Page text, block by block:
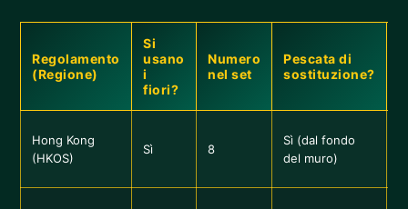
Regolamento
(Regione)
Si
usano
i
fiori?
Numero
nel set
Pescata di
sostituzione?
Hong Kong
(HKOS)
Sì 8
Sì (dal fondo
del muro)